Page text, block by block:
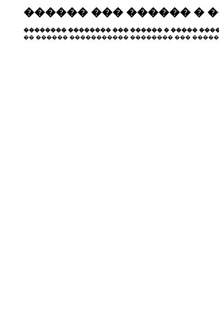
������ ��� ������ �
�������� �������� ��� ������ � �����
�� ������ ����������� �������� ���